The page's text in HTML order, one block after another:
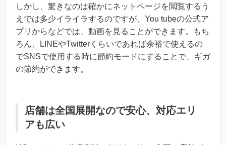
しかし、驚きなのは確かにネットページを閲覧するう
えでは多少イライラするのですが、You tubeの公式ア
プリからなどでは、動画を見ることができます。もち
ろん、LINEやTwitterくらいであれば余裕で使えるの
でSNSで使用する時に節約モードにすることで、ギガ
の節約ができます。
店舗は全国展開なので安心、対応エリ
アも広い